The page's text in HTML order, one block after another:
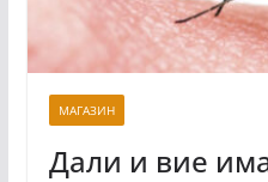
МАГАЗИН
Дали и вие